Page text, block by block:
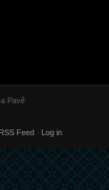
Pavê
RSS Feed · Log in